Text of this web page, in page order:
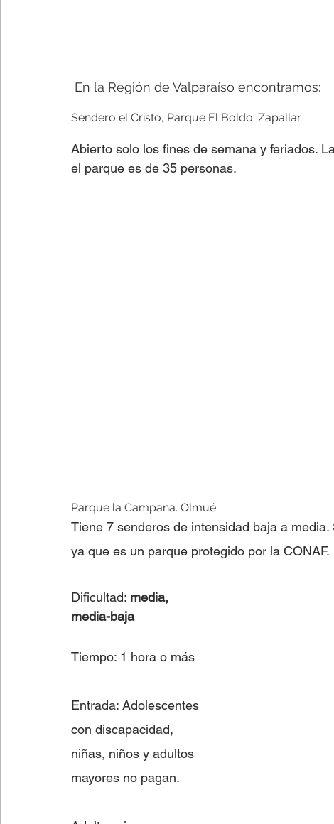
En la Región de Valparaíso encontramos:
Sendero el Cristo, Parque El Boldo. Zapallar
Abierto solo los fines de semana y feriados.
el parque es de 35 personas.
Parque la Campana. Olmué
Tiene 7 senderos de intensidad baja a
ya que es un parque protegido por la CONAF.
Dificultad: media,
media-baja
Tiempo: 1 hora o más
Entrada: Adolescentes
con discapacidad,
niñas, niños y adultos
mayores no pagan.